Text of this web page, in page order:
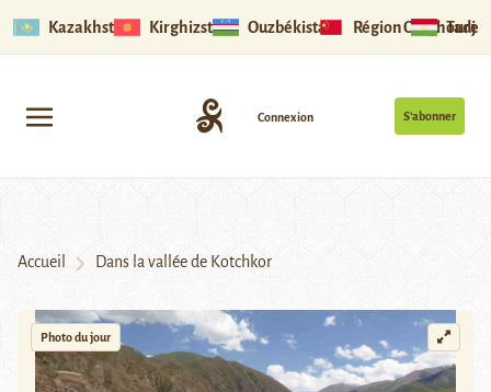
Kazakhstan Kirghizstan Ouzbékistan Région Ouïghoure
S’abonner
Connexion
Accueil Dans la vallée de Kotchkor
Photo du jour